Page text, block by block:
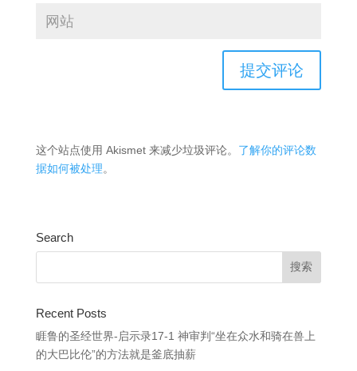
这个站点使用 Akismet 来减少垃圾评论。 了解你的评论数
据如何被处理。
Search
Recent Posts
睚鲁的圣经世界-启示录17-1 神审判“坐在众水和骑在兽上
的大巴比伦”的方法就是釜底抽薪